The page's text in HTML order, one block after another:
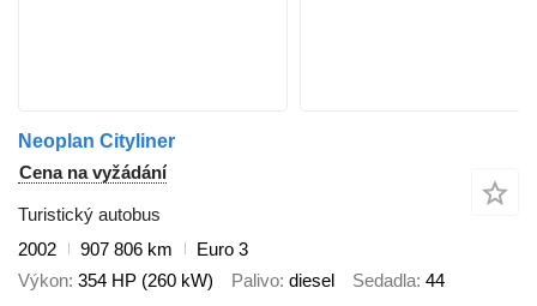
Neoplan Cityliner
Cena na vyžádání
Turistický autobus
2002
907 806 km
Euro 3
Výkon 354 HP (260 kW) Palivo diesel Sedadla 44